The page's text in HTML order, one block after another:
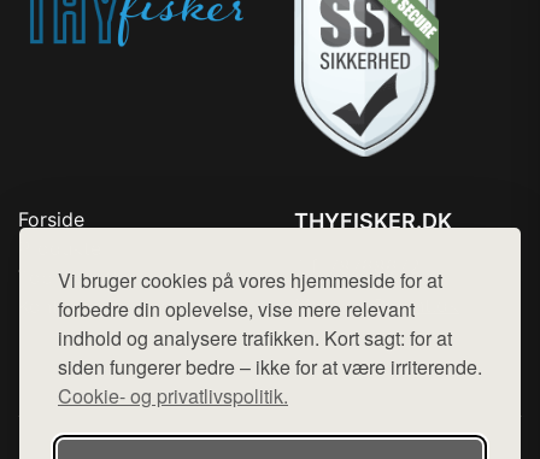
Vi bruger cookies på vores hjemmeside for at
forbedre din oplevelse, vise mere relevant
indhold og analysere trafikken. Kort sagt: for at
siden fungerer bedre – ikke for at være irriterende.
Cookie- og privatlivspolitik.
Forside
Top Rabatter
Kontakt
THYFISKER.DK
Mail: hej@want.dk
Cookie- og privatlivspolitik